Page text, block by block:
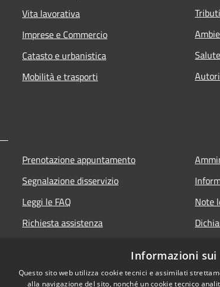
Vita lavorativa
Imprese e Commercio
Catasto e urbanistica
Mobilità e trasporti
Prenotazione appuntamento
Segnalazione disservizio
Leggi le FAQ
Richiesta assistenza
Note
Informazioni sui
Questo sito web utilizza cookie tecnici e assimilati
alla navigazione del sito, nonché un cookie tecnico